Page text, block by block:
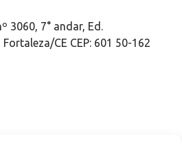
3060, 7° andar, Ed.
CE CEP: 601 50-162